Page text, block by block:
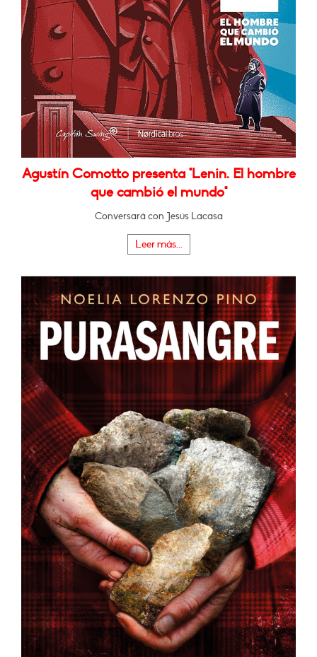
Agustín Comotto presenta "Lenin. El hombre
que cambió el mundo"
Conversará con Jesús Lacasa
Leer más...